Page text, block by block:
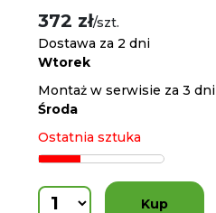
372 zł/szt.
Dostawa za 2 dni
Wtorek
Montaż w serwisie za 3 dni
Środa
Ostatnia sztuka
Kup